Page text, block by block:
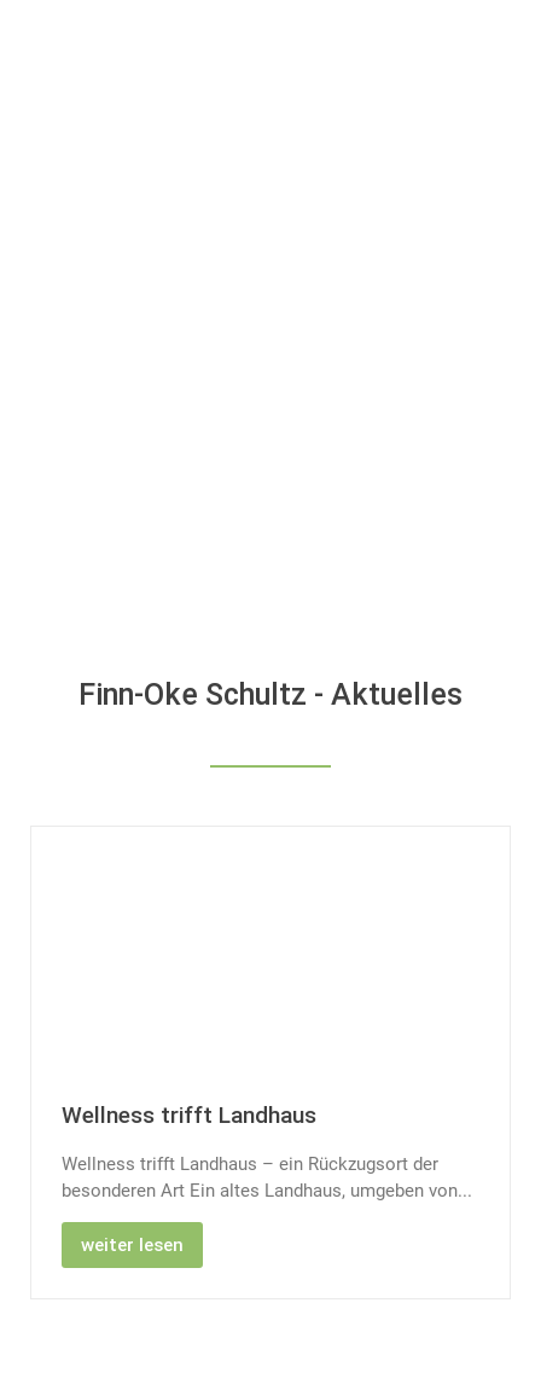
Finn-Oke Schultz - Aktuelles
Wellness trifft Landhaus
Wellness trifft Landhaus – ein Rückzugsort der
besonderen Art Ein altes Landhaus, umgeben von...
weiter lesen